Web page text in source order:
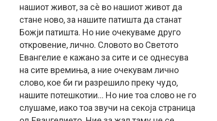
нашиот живот, за сѐ во нашиот живот да
стане ново, за нашите патишта да станат
Божји патишта. Но ние очекуваме друго
откровение, лично. Словото во Светото
Евангелие е кажано за сите и се однесува
на сите времиња, а ние очекувам лично
слово, кое би ги разрешило преку чудо,
нашите потешкотии… Но ние тоа слово не го
слушаме, иако тоа звучи на секоја страница